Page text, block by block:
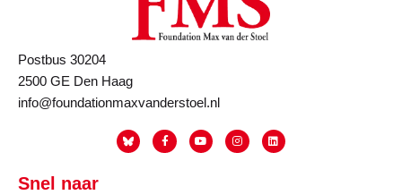
Postbus 30204
2500 GE Den Haag
info@foundationmaxvanderstoel.nl
Snel naar